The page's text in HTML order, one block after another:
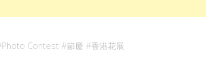
Photo Contest #節慶 #香港花展